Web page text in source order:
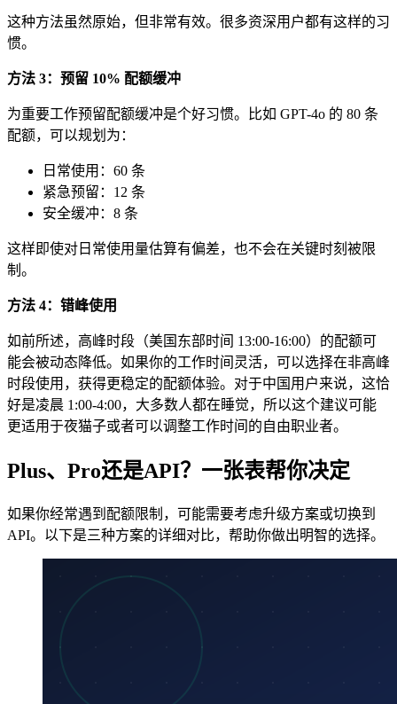
这种方法虽然原始，但非常有效。很多资深用户都有这样的习
惯。
方法 3：预留 10% 配额缓冲
为重要工作预留配额缓冲是个好习惯。比如 GPT-4o 的 80 条
配额，可以规划为：
日常使用：60 条
紧急预留：12 条
安全缓冲：8 条
这样即使对日常使用量估算有偏差，也不会在关键时刻被限
制。
方法 4：错峰使用
如前所述，高峰时段（美国东部时间 13:00-16:00）的配额可
能会被动态降低。如果你的工作时间灵活，可以选择在非高峰
时段使用，获得更稳定的配额体验。对于中国用户来说，这恰
好是凌晨 1:00-4:00，大多数人都在睡觉，所以这个建议可能
更适用于夜猫子或者可以调整工作时间的自由职业者。
Plus、Pro还是API？一张表帮你决定
如果你经常遇到配额限制，可能需要考虑升级方案或切换到
API。以下是三种方案的详细对比，帮助你做出明智的选择。